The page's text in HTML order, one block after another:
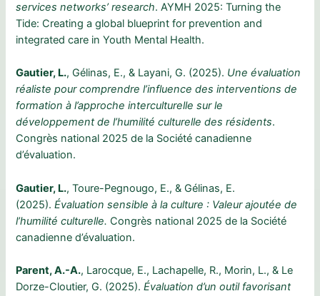
services networks’ research. AYMH 2025: Turning the
Tide: Creating a global blueprint for prevention and
integrated care in Youth Mental Health.
Gautier, L., Gélinas, E., & Layani, G. (2025). Une évaluation
réaliste pour comprendre l’influence des interventions de
formation à l’approche interculturelle sur le
développement de l’humilité culturelle des résidents.
Congrès national 2025 de la Société canadienne
d’évaluation.
Gautier, L., Toure-Pegnougo, E., & Gélinas, E.
(2025).Évaluation sensible à la culture : Valeur ajoutée de
l’humilité culturelle. Congrès national 2025 de la Société
canadienne d’évaluation.
Parent, A.-A., Larocque, E., Lachapelle, R., Morin, L., & Le
Dorze-Cloutier, G. (2025).Évaluation d’un outil favorisant